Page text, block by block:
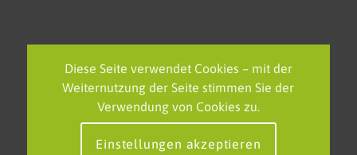
NEUESTE BEITRÄGE
Feierliche Verabschiedung des FOS-Polizei-Jahrgangs am
KSBK
EU-Projekttag am KSBK – Grenzenlos lernen in einem
Diese Seite verwendet Cookies – mit der
Weiternutzung der Seite stimmen Sie der
Verwendung von Cookies zu.
Einstellungen akzeptieren